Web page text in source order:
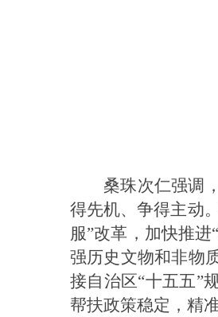
桑珠次仁强调
得先机、争得主动
服”改革，加快推
强历史文物和非物
接自治区“十五五”
帮扶政策稳定，精